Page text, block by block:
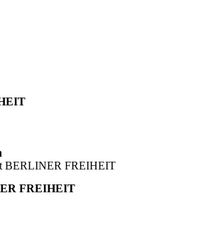
BERLINER FREIHEIT
FREIHEIT